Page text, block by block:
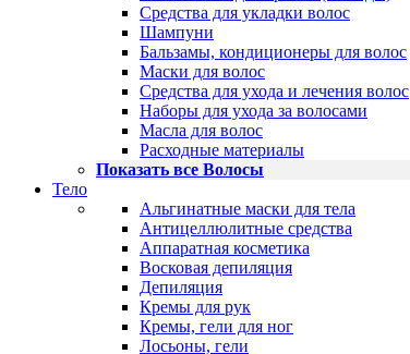
Средства для укладки волос
Шампуни
Бальзамы, кондиционеры для волос
Маски для волос
Средства для ухода и лечения волос
Наборы для ухода за волосами
Масла для волос
Расходные материалы
Показать все Волосы
Тело
Альгинатные маски для тела
Антицеллюлитные средства
Аппаратная косметика
Восковая депиляция
Депиляция
Кремы для рук
Кремы, гели для ног
Лосьоны, гели